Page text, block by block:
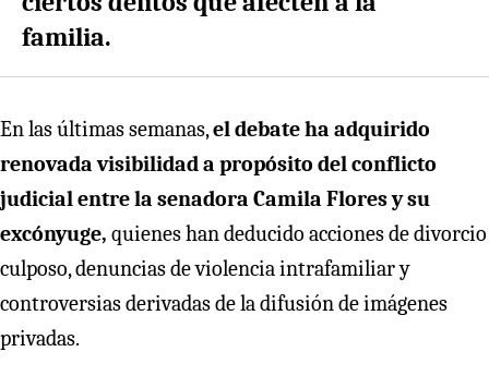
familia.
En las últimas semanas,el debate ha adquirido
renovada visibilidad a propósito del conflicto
judicial entre la senadora Camila Flores y su
excónyuge, quienes han deducido acciones de divorcio
culposo, denuncias de violencia intrafamiliar y
controversias derivadas de la difusión de imágenes
privadas.